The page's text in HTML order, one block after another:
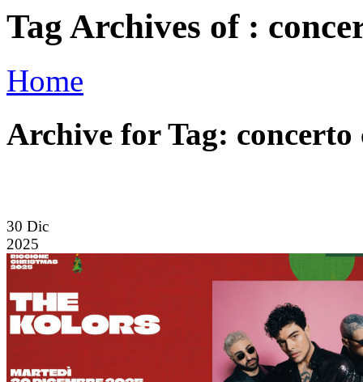
Tag Archives of :
Home
Archive for Tag:
30 Dic
2025